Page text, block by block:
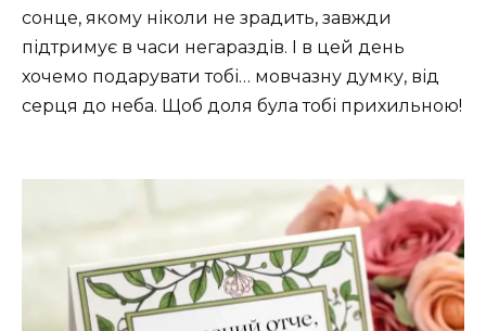
сонце, якому ніколи не зрадить, завжди
підтримує в часи негараздів. І в цей день
хочемо подарувати тобі… мовчазну думку, від
серця до неба. Щоб доля була тобі прихильною!